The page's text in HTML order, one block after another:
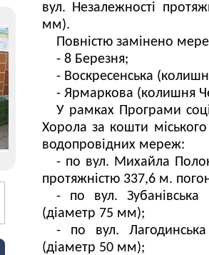
вул. Незалежності
мм).
Повністю замінено
- 8 Березня;
- Воскресенська
- Ярмаркова (колишня
У рамках Програми
Хорола за кошти
водопровідних мереж:
- по вул. Михайла
протяжністю 337,6 м.
- по вул.
(діаметр 75 мм);
- по вул.
(діаметр 50 мм);